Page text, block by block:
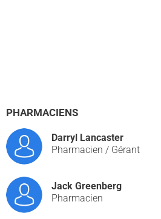
PHARMACIENS
Darryl Lancaster
Pharmacien / Gérant
Jack Greenberg
Pharmacien